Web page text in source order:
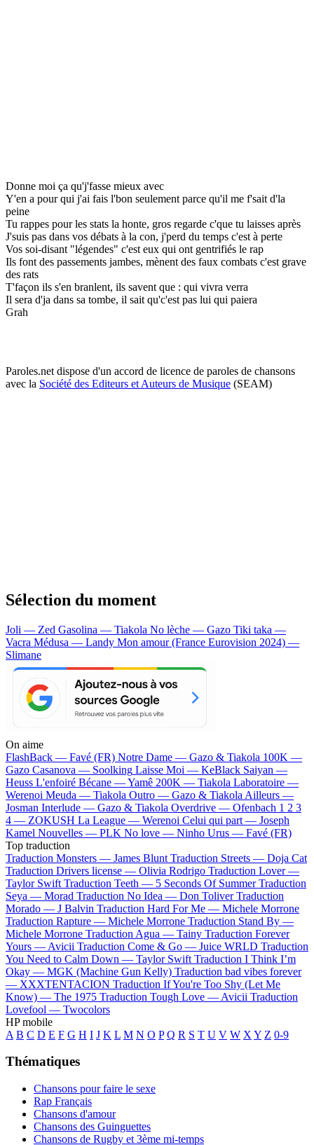
Donne moi ça qu'j'fasse mieux avec
Y'en a pour qui j'ai fais l'bon seulement parce qu'il me f'sait d'la
peine
Tu rappes pour les stats la honte, gros regarde c'que tu laisses après
J'suis pas dans vos débats à la con, j'perd du temps c'est à perte
Vos soi-disant "légendes" c'est eux qui ont gentrifiés le rap
Ils font des passements jambes, mènent des faux combats c'est grave
des rats
T'façon ils s'en branlent, ils savent que : qui vivra verra
Il sera d'ja dans sa tombe, il sait qu'c'est pas lui qui paiera
Grah
Paroles.net dispose d'un accord de licence de paroles de chansons
avec la Société des Editeurs et Auteurs de Musique (SEAM)
Sélection du moment
Joli — Zed Gasolina — Tiakola No lèche — Gazo Tiki taka —
Vacra Médusa — Landy Mon amour (France Eurovision 2024) —
Slimane
On aime
FlashBack — Favé (FR) Notre Dame — Gazo & Tiakola 100K —
Gazo Casanova — Soolking Laisse Moi — KeBlack Saiyan —
Heuss L'enfoiré Bécane —Yamê 200K — Tiakola Laboratoire —
Werenoi Meuda — Tiakola Outro — Gazo & Tiakola Ailleurs —
Josman Interlude — Gazo & Tiakola Overdrive — Ofenbach 1 2 3
4 — ZOKUSH La League — Werenoi Celui qui part — Joseph
Kamel Nouvelles — PLK No love — Ninho Urus — Favé (FR)
Top traduction
Traduction Monsters — James Blunt Traduction Streets — Doja Cat
Traduction Drivers license — Olivia Rodrigo Traduction Lover —
Taylor Swift Traduction Teeth — 5 Seconds Of Summer Traduction
Seya — Morad Traduction No Idea — Don Toliver Traduction
Morado — J Balvin Traduction Hard For Me — Michele Morrone
Traduction Rapture — Michele Morrone Traduction Stand By —
Michele Morrone Traduction Agua — Tainy Traduction Forever
Yours — Avicii Traduction Come & Go — Juice WRLD Traduction
You Need to Calm Down — Taylor Swift Traduction I Think I’m
Okay — MGK (Machine Gun Kelly) Traduction bad vibes forever
— XXXTENTACION Traduction If You're Too Shy (Let Me
Know) — The 1975 Traduction Tough Love — Avicii Traduction
Lovefool — Twocolors
HP mobile
A B C D E F G H I J K L M N O P Q R S T U V W X Y Z 0-9
Thématiques
Chansons pour faire le sexe
Rap Français
Chansons d'amour
Chansons des Guinguettes
Chansons de Rugby et 3ème mi-temps